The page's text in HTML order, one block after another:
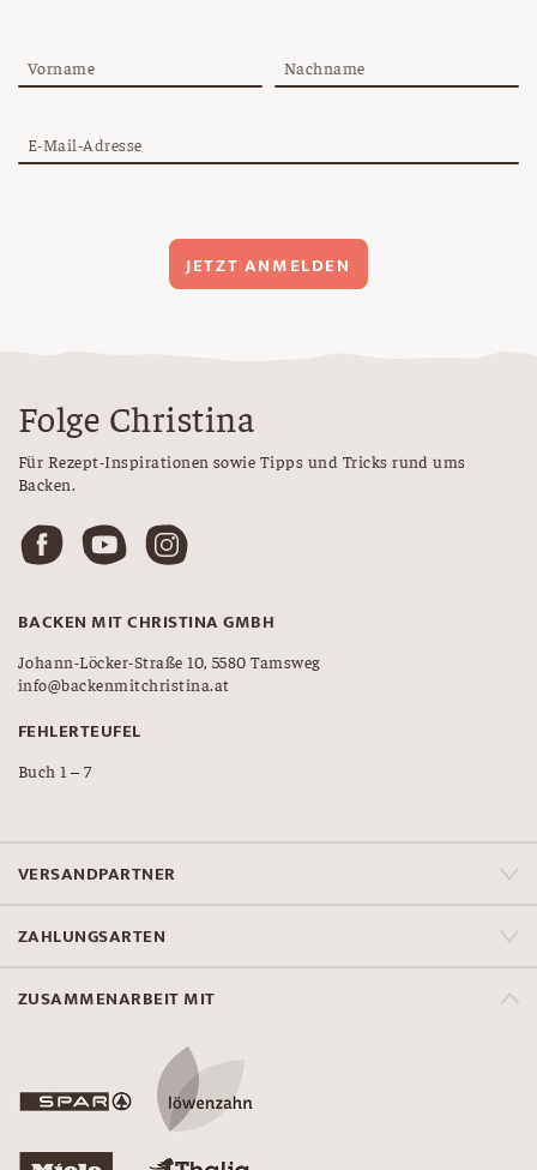
Vorname Nachname
E-Mail-Adresse
JETZT ANMELDEN
Folge Christina
Für Rezept-Inspirationen sowie Tipps und Tricks rund ums
Backen.
BACKEN MIT CHRISTINA GMBH
Johann-Löcker-Straße 10, 5580 Tamsweg
info@backenmitchristina.at
FEHLERTEUFEL
Buch 1 – 7
VERSANDPARTNER
ZAHLUNGSARTEN
ZUSAMMENARBEIT MIT